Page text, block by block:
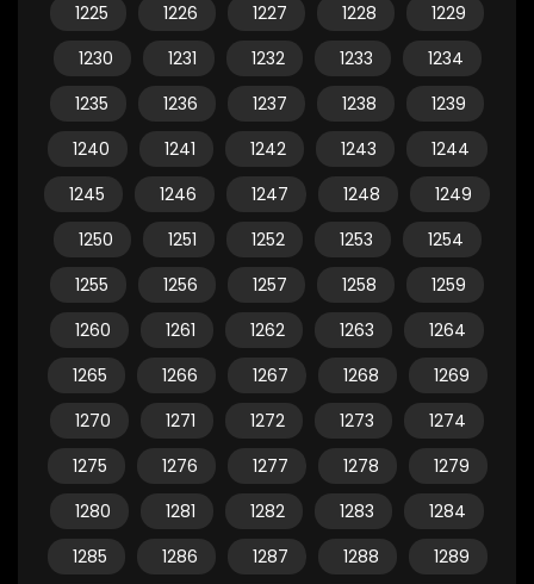
1225
1226 1227 1228
1229
1230
1231 1232 1233
1234
1235
1236 1237 1238
1239
1240
1241 1242 1243
1244
1245
1246 1247 1248
1249
1250
1251 1252 1253
1254
1255
1256 1257 1258
1259
1260
1261 1262 1263
1264
1265
1266 1267 1268
1269
1270
1271 1272 1273
1274
1275
1276 1277 1278
1279
1280
1281 1282 1283
1284
1285
1286 1287 1288
1289